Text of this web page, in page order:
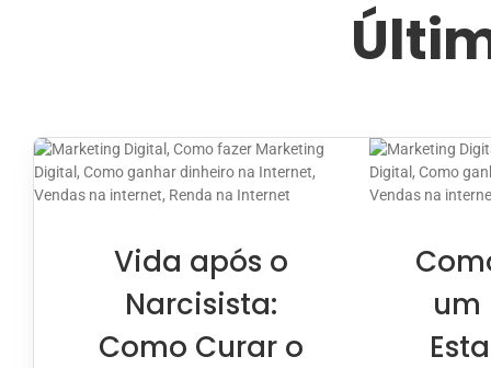
Vida após o
Narcisista:
Como Curar o
um